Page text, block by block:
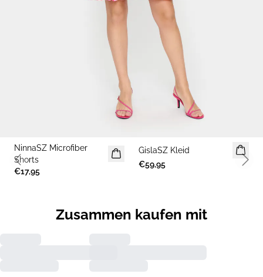
NinnaSZ Microfiber
Shorts
€17,95
GislaSZ Kleid
€59,95
Previous slide
Zusammen kaufen mit